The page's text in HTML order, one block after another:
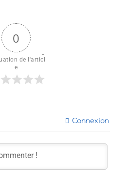
0
de l'articl
e
Connexion